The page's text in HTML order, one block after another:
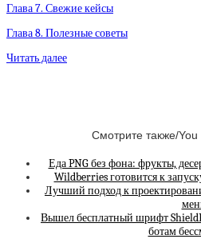
Глава 7. Свежие кейсы
Глава 8. Полезные советы
Читать далее
Смотрите также/
Еда PNG без фона: фрукты,
Wildberries готовится к
Лучший подход к
Вышел бесплатный шрифт
ботам